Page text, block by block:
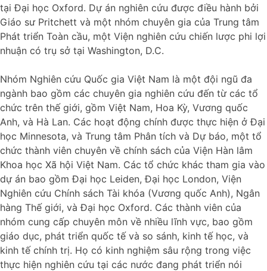
tại Đại học Oxford. Dự án nghiên cứu được điều hành bởi
Giáo sư Pritchett và một nhóm chuyên gia của Trung tâm
Phát triển Toàn cầu, một Viện nghiên cứu chiến lược phi lợi
nhuận có trụ sở tại Washington, D.C.
Nhóm Nghiên cứu Quốc gia Việt Nam là một đội ngũ đa
ngành bao gồm các chuyên gia nghiên cứu đến từ các tổ
chức trên thế giới, gồm Việt Nam, Hoa Kỳ, Vương quốc
Anh, và Hà Lan. Các hoạt động chính được thực hiện ở Đại
học Minnesota, và Trung tâm Phân tích và Dự báo, một tổ
chức thành viên chuyên về chính sách của Viện Hàn lâm
Khoa học Xã hội Việt Nam. Các tổ chức khác tham gia vào
dự án bao gồm Đại học Leiden, Đại học London, Viện
Nghiên cứu Chính sách Tài khóa (Vương quốc Anh), Ngân
hàng Thế giới, và Đại học Oxford. Các thành viên của
nhóm cung cấp chuyên môn về nhiều lĩnh vực, bao gồm
giáo dục, phát triển quốc tế và so sánh, kinh tế học, và
kinh tế chính trị. Họ có kinh nghiệm sâu rộng trong việc
thực hiện nghiên cứu tại các nước đang phát triển nói